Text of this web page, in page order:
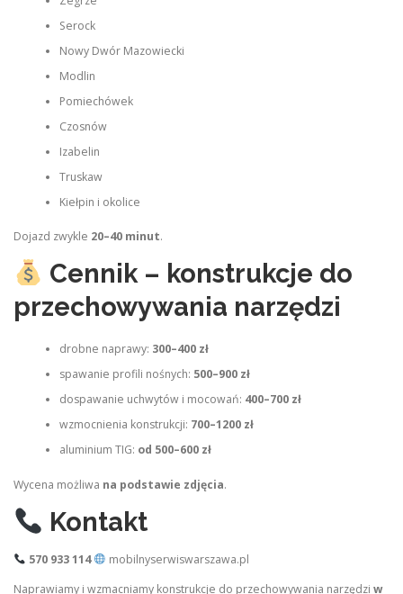
Serock
Nowy Dwór Mazowiecki
Modlin
Pomiechówek
Czosnów
Izabelin
Truskaw
Kiełpin i okolice
Dojazd zwykle 20–40 minut.
Cennik – konstrukcje do
przechowywania narzędzi
drobne naprawy: 300–400 zł
spawanie profili nośnych: 500–900 zł
dospawanie uchwytów i mocowań: 400–700 zł
wzmocnienia konstrukcji: 700–1200 zł
aluminium TIG: od 500–600 zł
Wycena możliwa na podstawie zdjęcia.
Kontakt
570 933 114
mobilnyserwiswarszawa.pl
Naprawiamy i wzmacniamy konstrukcje do przechowywania narzędzi w